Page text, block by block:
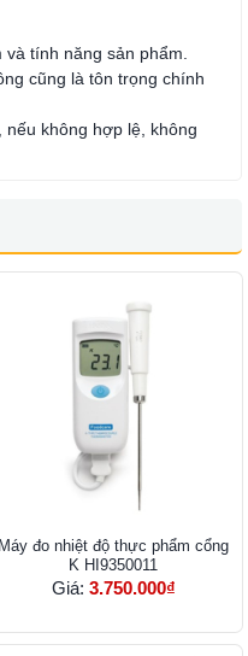
tính năng sản phẩm.
cũng là tôn trọng chính
không hợp lệ, không
Máy đo nhiệt độ thực phẩm cổng
K HI9350011
Giá: 3.750.000₫